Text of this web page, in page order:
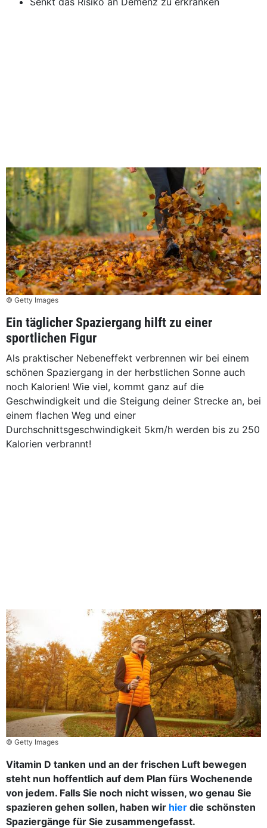
© Getty Images
Ein täglicher Spaziergang hilft zu einer
sportlichen Figur
Als praktischer Nebeneffekt verbrennen wir bei einem
schönen Spaziergang in der herbstlichen Sonne auch
noch Kalorien! Wie viel, kommt ganz auf die
Geschwindigkeit und die Steigung deiner Strecke an, bei
einem flachen Weg und einer
Durchschnittsgeschwindigkeit 5km/h werden bis zu 250
Kalorien verbrannt!
© Getty Images
Vitamin D tanken und an der frischen Luft bewegen
steht nun hoffentlich auf dem Plan fürs Wochenende
von jedem. Falls Sie noch nicht wissen, wo genau Sie
spazieren gehen sollen, haben wir hier die schönsten
Spaziergänge für Sie zusammengefasst.